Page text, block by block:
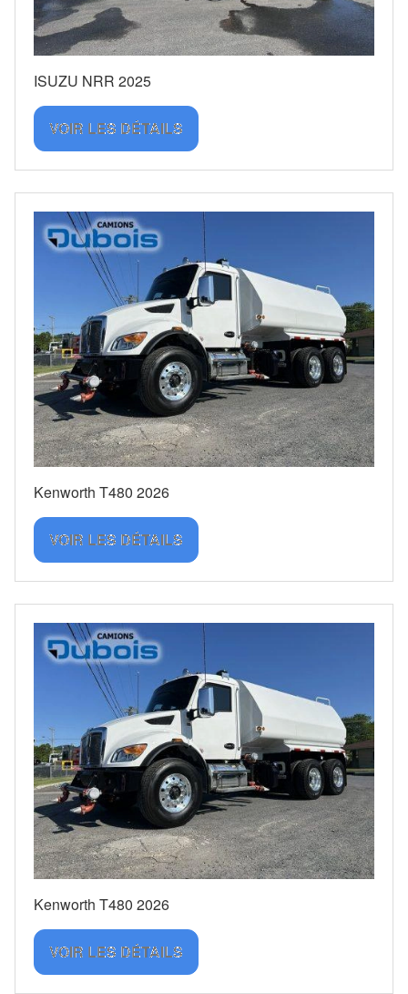
ISUZU NRR 2025
VOIR LES DÉTAILS
Kenworth T480 2026
VOIR LES DÉTAILS
Kenworth T480 2026
VOIR LES DÉTAILS